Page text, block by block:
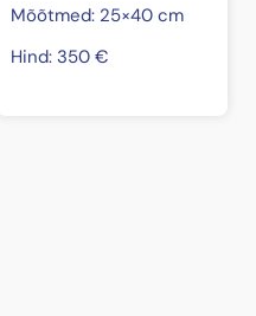
Mõõtmed: 25×40 cm
Hind:350€